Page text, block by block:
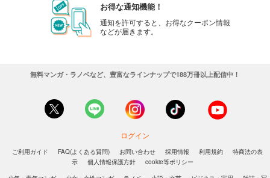
お得な通知機能！
通知を許可すると、お得なクーポン情報
などが届きます。
無料マンガ・ラノベなど、豊富なラインナップで188万冊以上配信中！
ログイン
ご利用ガイド FAQ(よくある質問) お問い合わせ 採用情報 利用規約
特商法の表
示
個人情報保護方針
cookie等ポリシー